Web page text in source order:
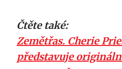
Čtěte také:
Zemětřas. Cherie
představuje